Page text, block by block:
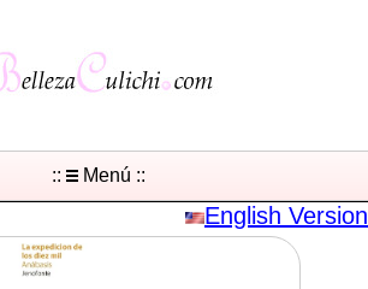
:: Menú ::
English Version